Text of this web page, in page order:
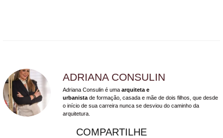
ADRIANA CONSULIN
Adriana Consulin é uma arquiteta e
urbanista de formação, casada e mãe de dois filhos, que desde
o início de sua carreira nunca se desviou do caminho da
arquitetura.
COMPARTILHE